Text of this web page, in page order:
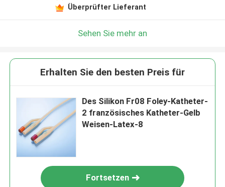
Überprüfter Lieferant
Sehen Sie mehr an
Erhalten Sie den besten Preis für
Des Silikon Fr08 Foley-Katheter-
2 französisches Katheter-Gelb
Weisen-Latex-8
Fortsetzen